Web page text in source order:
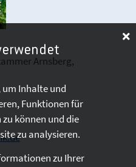
Arnsberg,
um Inhalte und
Funktionen für
können und die
zu analysieren.
zu Ihrer